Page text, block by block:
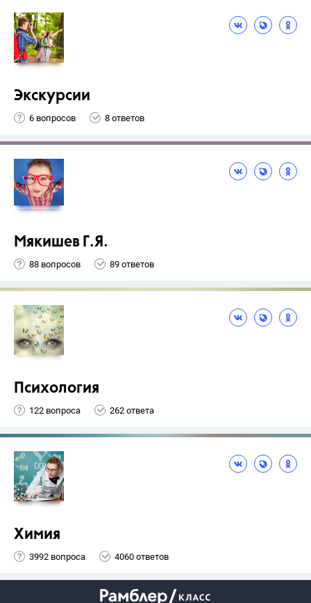
Экскурсии
6 вопросов 8 ответов
Мякишев Г.Я.
88 вопросов 89 ответов
Психология
122 вопроса 262 ответа
Химия
3992 вопроса 4060 ответов